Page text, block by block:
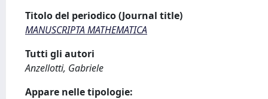
Titolo del periodico (Journal title)
MANUSCRIPTA MATHEMATICA
Tutti gli autori
Anzellotti, Gabriele
Appare nelle tipologie: